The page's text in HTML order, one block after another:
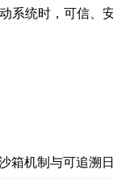
系统时，可信、
机制与可追溯